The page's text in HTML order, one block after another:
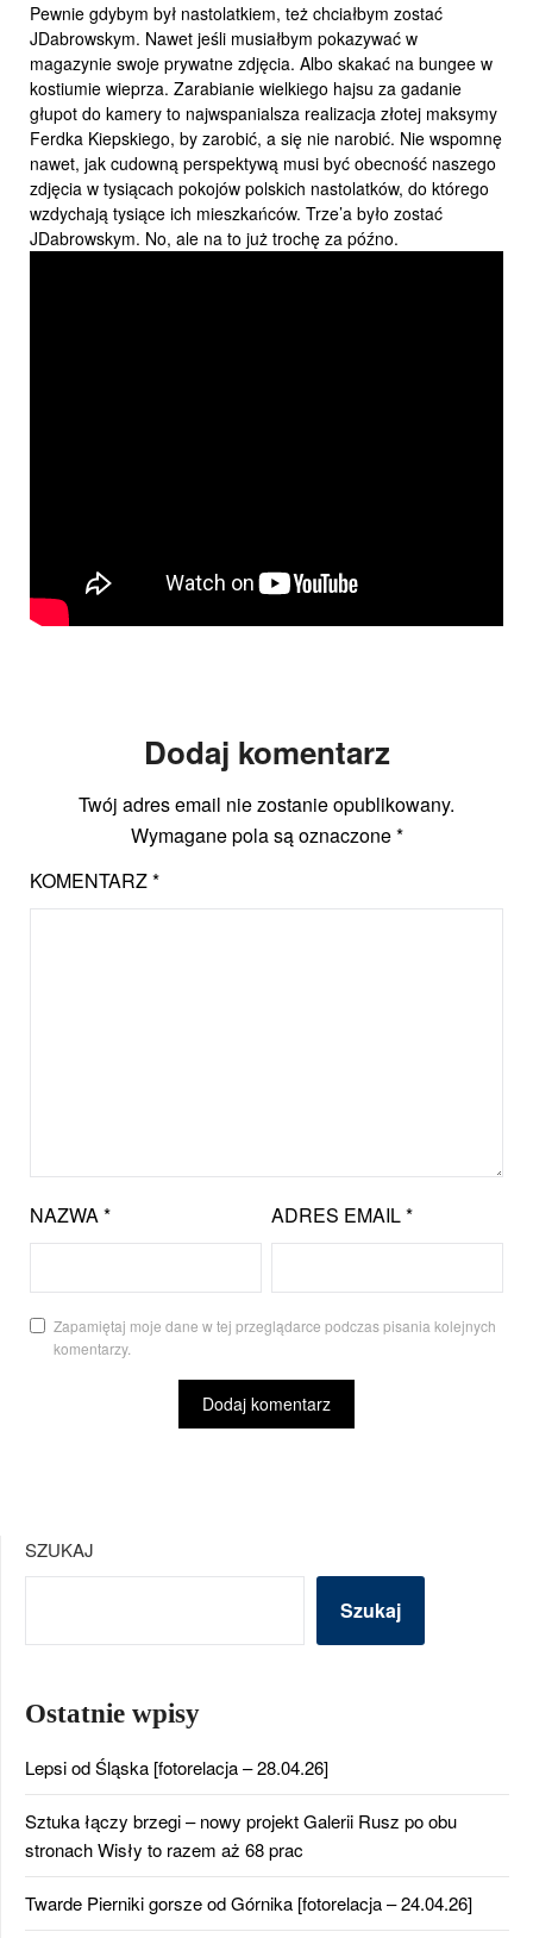
Pewnie gdybym był nastolatkiem, też chciałbym zostać
JDabrowskym. Nawet jeśli musiałbym pokazywać w
magazynie swoje prywatne zdjęcia. Albo skakać na bungee w
kostiumie wieprza. Zarabianie wielkiego hajsu za gadanie
głupot do kamery to najwspanialsza realizacja złotej maksymy
Ferdka Kiepskiego, by zarobić, a się nie narobić. Nie wspomnę
nawet, jak cudowną perspektywą musi być obecność naszego
zdjęcia w tysiącach pokojów polskich nastolatków, do którego
wzdychają tysiące ich mieszkańców. Trze’a było zostać
JDabrowskym. No, ale na to już trochę za późno.
Dodaj komentarz
Twój adres email nie zostanie opublikowany.
Wymagane pola są oznaczone*
KOMENTARZ*
NAZWA* ADRES EMAIL*
Zapamiętaj moje dane w tej przeglądarce podczas pisania kolejnych
komentarzy.
SZUKAJ
Szukaj
Ostatnie wpisy
Lepsi od Śląska [fotorelacja – 28.04.26]
Sztuka łączy brzegi – nowy projekt Galerii Rusz po obu
stronach Wisły to razem aż 68 prac
Twarde Pierniki gorsze od Górnika [fotorelacja – 24.04.26]